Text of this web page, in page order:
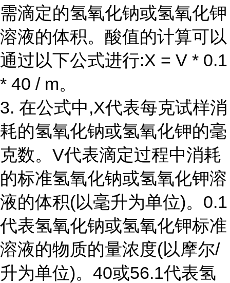
需滴定的氢氧化钠或氢氧化钾
溶液的体积。酸值的计算可以
通过以下公式进行:X = V * 0.1
* 40 / m。
3. 在公式中,X代表每克试样消
耗的氢氧化钠或氢氧化钾的毫
克数。V代表滴定过程中消耗
的标准氢氧化钠或氢氧化钾溶
液的体积(以毫升为单位)。0.1
代表氢氧化钠或氢氧化钾标准
溶液的物质的量浓度(以摩尔/
升为单位)。40或56.1代表氢